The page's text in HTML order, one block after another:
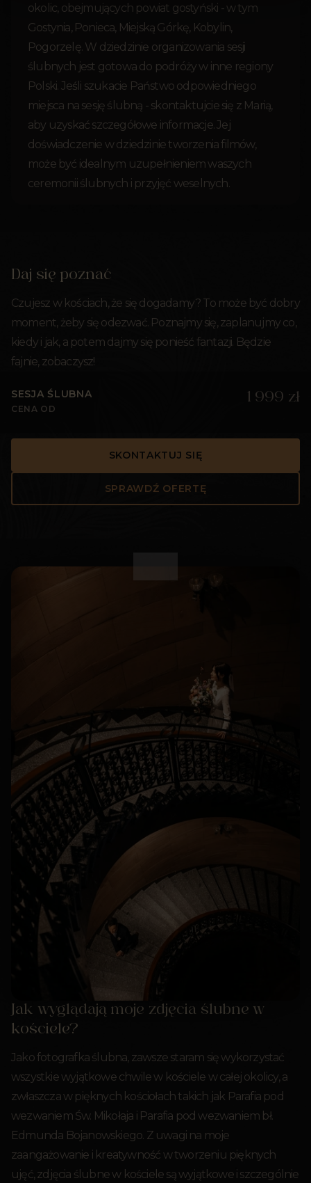
okolic, obejmujących powiat gostyński - w tym
Gostynia, Ponieca, Miejską Górkę, Kobylin,
Pogorzelę. W dziedzinie organizowania sesji
ślubnych jest gotowa do podróży w inne regiony
Polski. Jeśli szukacie Państwo odpowiedniego
miejsca na sesję ślubną - skontaktujcie się z Marią,
aby uzyskać szczegółowe informacje. Jej
doświadczenie w dziedzinie tworzenia filmów,
może być idealnym uzupełnieniem waszych
ceremonii ślubnych i przyjęć weselnych.
Daj się poznać
Czujesz w kościach, że się dogadamy? To może być dobry
moment, żeby się odezwać. Poznajmy się, zaplanujmy co,
kiedy i jak, a potem dajmy się ponieść fantazji. Będzie
fajnie, zobaczysz!
SESJA ŚLUBNA
CENA OD
1 999 zł
SKONTAKTUJ SIĘ
SPRAWDŹ OFERTĘ
Jak wyglądają moje zdjęcia ślubne w
kościele?
Jako fotografka ślubna, zawsze staram się wykorzystać
wszystkie wyjątkowe chwile w kościele w całej okolicy, a
zwłaszcza w pięknych kościołach takich jak Parafia pod
wezwaniem Św. Mikołaja i Parafia pod wezwaniem bł.
Edmunda Bojanowskiego. Z uwagi na moje
zaangażowanie i kreatywność w tworzeniu pięknych
ujęć, zdjęcia ślubne w kościele są wyjątkowe i szczególnie